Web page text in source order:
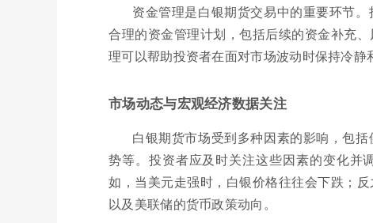
资金管理是白银期货交易中的重要环节
合理的资金管理计划，包括后续的资金补充
理可以帮助投资者在面对市场波动时保持冷静
市场动态与宏观经济数据关注
白银期货市场受到多种因素的影响，包
势等。投资者应及时关注这些因素的变化并
如，当美元走强时，白银价格往往会下跌；
以及美联储的货币政策动向。